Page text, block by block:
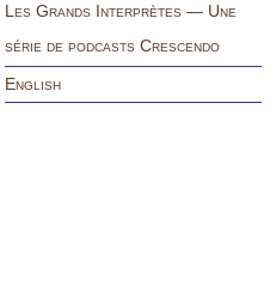
Les Grands Interprètes — Une
série de podcasts Crescendo
English